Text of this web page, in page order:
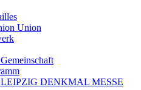
Union
LEIPZIG DENKMAL MESSE